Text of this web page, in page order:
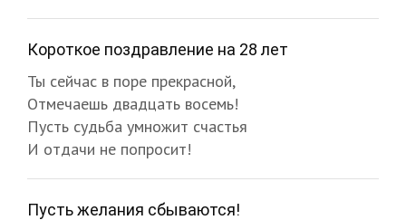
Короткое поздравление на 28 лет
Ты сейчас в поре прекрасной,
Отмечаешь двадцать восемь!
Пусть судьба умножит счастья
И отдачи не попросит!
Пусть желания сбываются!